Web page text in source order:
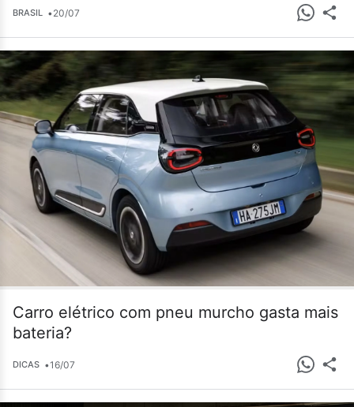
BRASIL •20/07
Carro elétrico com pneu murcho gasta mais
bateria?
DICAS •16/07